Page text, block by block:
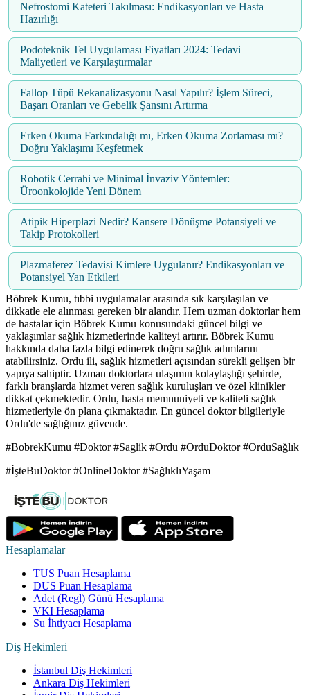
Nefrostomi Kateteri Takılması: Endikasyonları ve Hasta
Hazırlığı
Podoteknik Tel Uygulaması Fiyatları 2024: Tedavi
Maliyetleri ve Karşılaştırmalar
Fallop Tüpü Rekanalizasyonu Nasıl Yapılır? İşlem Süreci,
Başarı Oranları ve Gebelik Şansını Artırma
Erken Okuma Farkındalığı mı, Erken Okuma Zorlaması mı?
Doğru Yaklaşımı Keşfetmek
Robotik Cerrahi ve Minimal İnvaziv Yöntemler:
Üroonkolojide Yeni Dönem
Atipik Hiperplazi Nedir? Kansere Dönüşme Potansiyeli ve
Takip Protokolleri
Plazmaferez Tedavisi Kimlere Uygulanır? Endikasyonları ve
Potansiyel Yan Etkileri
Böbrek Kumu, tıbbi uygulamalar arasında sık karşılaşılan ve
dikkatle ele alınması gereken bir alandır. Hem uzman doktorlar hem
de hastalar için Böbrek Kumu konusundaki güncel bilgi ve
yaklaşımlar sağlık hizmetlerinde kaliteyi artırır. Böbrek Kumu
hakkında daha fazla bilgi edinerek doğru sağlık adımlarını
atabilirsiniz. Ordu ili, sağlık hizmetleri açısından sürekli gelişen bir
yapıya sahiptir. Uzman doktorlara ulaşımın kolaylaştığı şehirde,
farklı branşlarda hizmet veren sağlık kuruluşları ve özel klinikler
dikkat çekmektedir. Ordu, hasta memnuniyeti ve kaliteli sağlık
hizmetleriyle ön plana çıkmaktadır. En güncel doktor bilgileriyle
Ordu'de sağlığınız güvende.
#BobrekKumu #Doktor #Saglik #Ordu #OrduDoktor #OrduSağlık
#İşteBuDoktor #OnlineDoktor #SağlıklıYaşam
Hesaplamalar
TUS Puan Hesaplama
DUS Puan Hesaplama
Adet (Regl) Günü Hesaplama
VKI Hesaplama
Su İhtiyacı Hesaplama
Diş Hekimleri
İstanbul Diş Hekimleri
Ankara Diş Hekimleri